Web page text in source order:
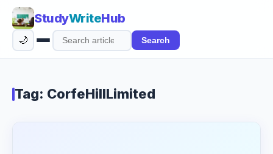
StudyWriteHub
Search
articles
Search
🌙
Tag: CorfeHillLimited